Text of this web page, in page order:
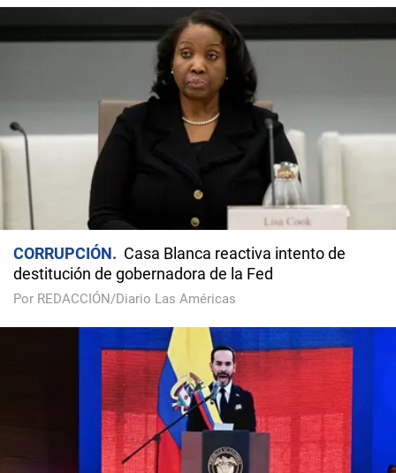
CORRUPCIÓN
Casa Blanca reactiva intento de
destitución de gobernadora de la Fed
Por REDACCIÓN/Diario Las Américas